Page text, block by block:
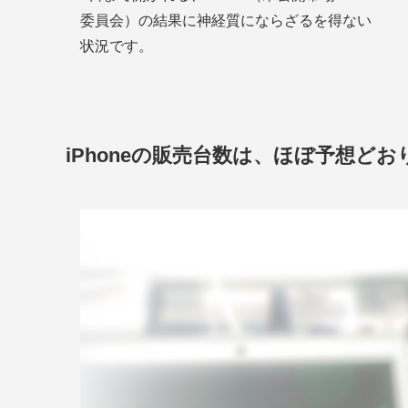
委員会）の結果に神経質にならざるを得ない
状況です。
iPhoneの販売台数は、ほぼ予想どお